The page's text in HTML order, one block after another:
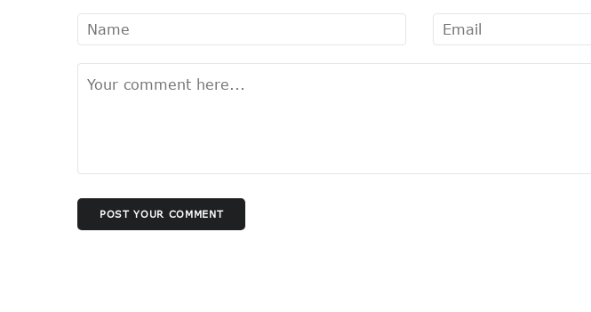
POST YOUR COMMENT